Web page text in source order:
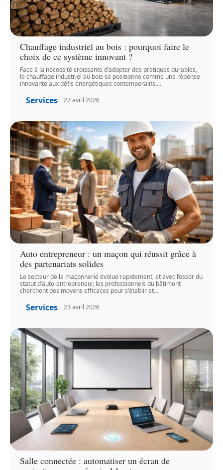
Chauffage industriel au bois : pourquoi faire le
choix de ce système innovant ?
Face à la nécessité croissante d’adopter des pratiques durables,
le chauffage industriel au bois se positionne comme une réponse
innovante aux défis énergétiques contemporains.…
Services 27 avril 2026
Auto entrepreneur : un maçon qui réussit grâce à
des partenariats solides
Le secteur de la maçonnerie évolue rapidement, et avec l’essor du
statut d’auto-entrepreneur, les professionnels du bâtiment
cherchent des moyens efficaces pour s'établir et…
Services 23 avril 2026
Salle connectée : automatiser un écran de